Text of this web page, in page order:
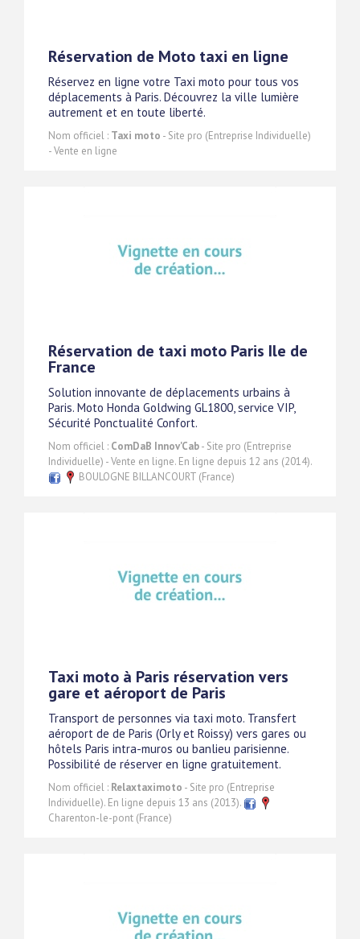
Réservation de Moto taxi en ligne
Réservez en ligne votre Taxi moto pour tous vos
déplacements à Paris. Découvrez la ville lumière
autrement et en toute liberté.
Nom officiel : Taxi moto - Site pro (Entreprise Individuelle)
- Vente en ligne
Réservation de taxi moto Paris Ile de
France
Solution innovante de déplacements urbains à
Paris. Moto Honda Goldwing GL1800, service VIP,
Sécurité Ponctualité Confort.
Nom officiel : ComDaB Innov'Cab- Site pro (Entreprise
Individuelle) - Vente en ligne. En ligne depuis 12 ans (2014).
BOULOGNE BILLANCOURT (France)
Taxi moto à Paris réservation vers
gare et aéroport de Paris
Transport de personnes via taxi moto. Transfert
aéroport de de Paris (Orly et Roissy) vers gares ou
hôtels Paris intra-muros ou banlieu parisienne.
Possibilité de réserver en ligne gratuitement.
Nom officiel : Relaxtaximoto - Site pro (Entreprise
Individuelle). En ligne depuis 13 ans (2013).
Charenton-le-pont (France)